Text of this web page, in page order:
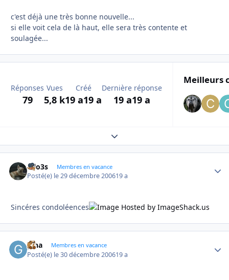
c'est déjà une très bonne nouvelle...
si elle voit cela de là haut, elle sera très contente et
soulagée...
Réponses
79
Vues
5,8 k
Créé
19 a19 a
Dernière réponse
19 a19 a
Meilleurs
Expand topic overview
lolo3s Membres en vacance
Posté(e) le 29 décembre 200619 a
Sincéres condoléences
gina Membres en vacance
Posté(e) le 30 décembre 200619 a